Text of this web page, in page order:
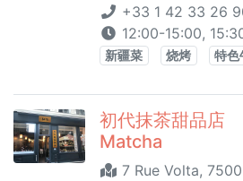
+33 1 42 33 26
12:00-15:00,
新疆菜 烧烤 特色
初代抹茶甜品店
Matcha
7 Rue Volta,